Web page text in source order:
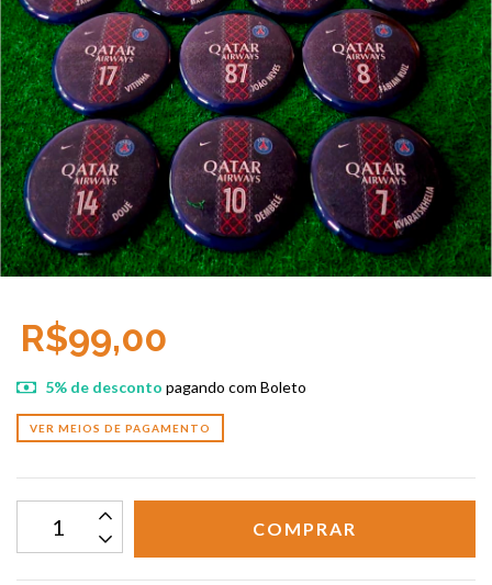
R$99,00
5% de desconto pagando com Boleto
VER MEIOS DE PAGAMENTO